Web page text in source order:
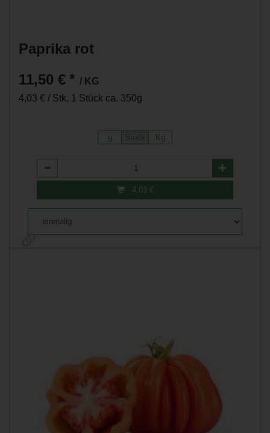
Paprika rot
11,50 € * / KG
4,03 € / Stk, 1 Stück ca. 350g
g Stück Kg
Anzahl
4,03 €